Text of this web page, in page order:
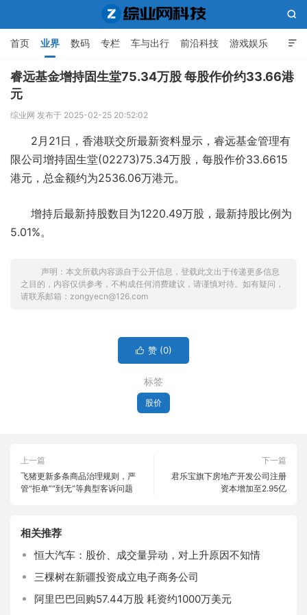
综业网科技

首页 业界 数码 专栏 车与出行 前沿科技 游戏娱乐
人工智能

睿远基金增持固生堂75.34万股 每股作价约33.66港
元
综业网 发布于 2025-02-25 20:52:02
2月21日，香港联交所最新资料显示，睿远基金管理有
限公司增持固生堂(02273)75.34万股，每股作价33.6615
港元，总金额约为2536.06万港元。
增持后最新持股数目为1220.49万股，最新持股比例为
5.01%。
声明：本文所载内容源自于公开信息，登载此文出于传递更多信息
之目的，内容仅供参考，不构成任何消费建议，请谨慎对待。如有疑问，
请联系邮箱：zongyecn@126.com
 赞 (0)
标签
股价
上一篇
飞猪更新多条商品治理规则，严
管“拒单”“到无”等典型客诉问题
下一篇
君乐宝旗下房地产开发公司注册
资本增加至2.95亿
相关推荐
恒大汽车：股价、成交量异动，对上升原因不知情
三棵树在新疆投资成立电子商务公司
阿里巴巴回购57.44万股 耗资约1000万美元